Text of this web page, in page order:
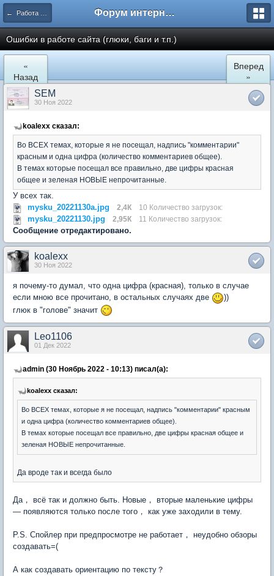
← Работа сайта mySKU.ru Форум интернет покупателей
Ошибки в работе сайта (глюки, баги и т.п.)
«
Назад
Вперед
»
SEM
30 Ноя 2022
koalexx сказал:
Во ВСЕХ темах, которые я не посещал, надпись "комментарии"
красным и одна цифра (количество комментариев общее).
В темах которые посещал все правильно, две цифры красная
общее и зеленая НОВЫЕ непрочитанные.
У всех так.
mysku_20221130a.jpg
2,4К 10 Количество загрузок:
mysku_20221130.jpg 2,95К 11 Количество загрузок:
Сообщение отредактировано.
koalexx
30 Ноя 2022
я почему-то думал, что одна цифра (красная), только в случае
если мною все прочитано, в остальных случаях две
))
глюк в "голове" значит
Leo1106
01 Дек 2022
admin (30 Ноябрь 2022 - 10:13) писал(а):
koalexx сказал:
Во ВСЕХ темах, которые я не посещал, надпись "комментарии" красным
и одна цифра (количество комментариев общее).
В темах которые посещал все правильно, две цифры красная общее и
зеленая НОВЫЕ непрочитанные.
Да вроде так и всегда было
Да， всё так и должно быть. Новые， вторые маленькие цифры
— появляются только после того， как уже заходили в тему.
P.S. Спойлер при предпросмотре не работает， неудобно обзоры
создавать=(
А как создавать ориентацию по тексту？